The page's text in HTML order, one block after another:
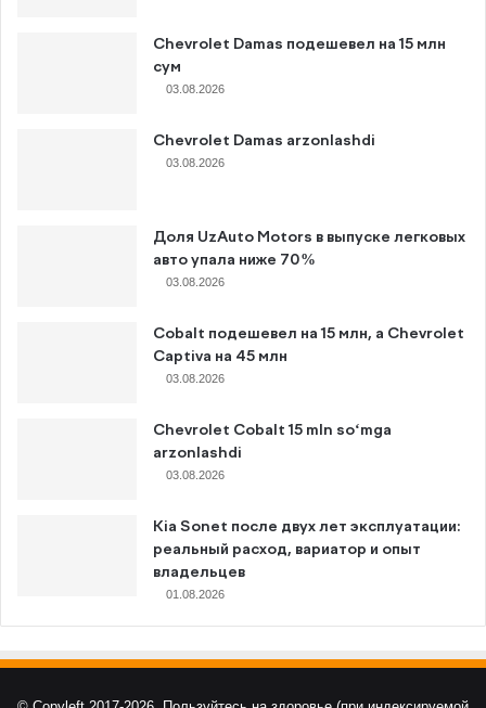
Chevrolet Damas подешевел на 15 млн
сум
03.08.2026
Chevrolet Damas arzonlashdi
03.08.2026
Доля UzAuto Motors в выпуске легковых
авто упала ниже 70%
03.08.2026
Cobalt подешевел на 15 млн, а Chevrolet
Captiva на 45 млн
03.08.2026
Chevrolet Cobalt 15 mln so‘mga
arzonlashdi
03.08.2026
Kia Sonet после двух лет эксплуатации:
реальный расход, вариатор и опыт
владельцев
01.08.2026